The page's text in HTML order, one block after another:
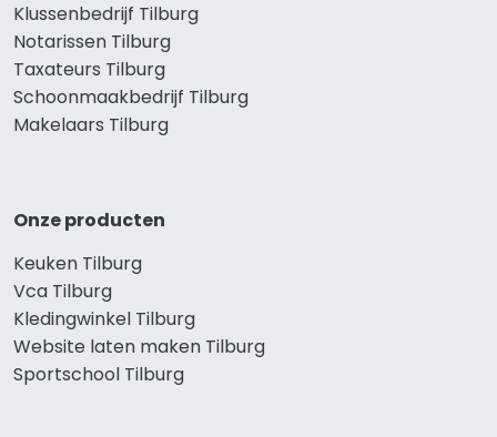
Klussenbedrijf Tilburg
Notarissen Tilburg
Taxateurs Tilburg
Schoonmaakbedrijf Tilburg
Makelaars Tilburg
Onze producten
Keuken Tilburg
Vca Tilburg
Kledingwinkel Tilburg
Website laten maken Tilburg
Sportschool Tilburg